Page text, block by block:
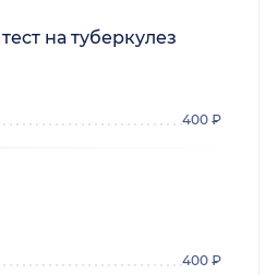
на туберкулез
400 ₽
400 ₽